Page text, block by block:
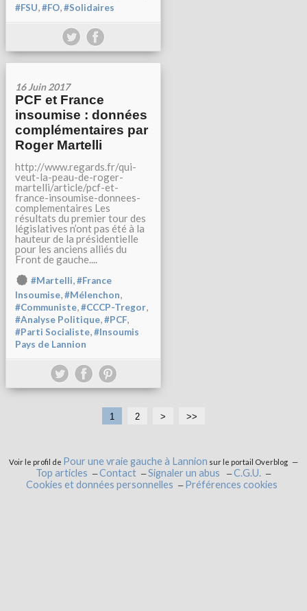
#FSU,#FO,#Solidaires
16 Juin 2017
PCF et France
insoumise : données
complémentaires par
Roger Martelli
http://www.regards.fr/qui-
veut-la-peau-de-roger-
martelli/article/pcf-et-
france-insoumise-donnees-
complementaires Les
résultats du premier tour des
législatives n’ont pas été à la
hauteur de la présidentielle
pour les anciens alliés du
Front de gauche....
#Martelli,#France
Insoumise,#Mélenchon,
#Communiste,#CCCP-Tregor,
#Analyse Politique,#PCF,
#Parti Socialiste,#Insoumis
Pays de Lannion
1 2 > >>
Voir le profil de Pour une vraie gauche à Lannion sur le portail Overblog
Top articles Contact Signaler un abus
C.G.U.
Cookies et données personnelles
Préférences cookies